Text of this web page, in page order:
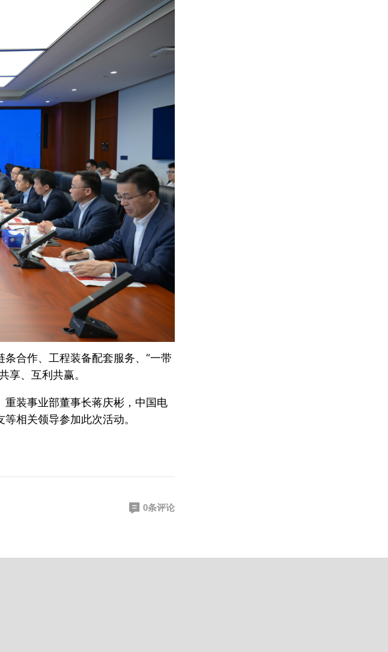
合作、工程装备配套服务、“一带
享、互利共赢。
装事业部董事长蒋庆彬，中国电
相关领导参加此次活动。
0条评论